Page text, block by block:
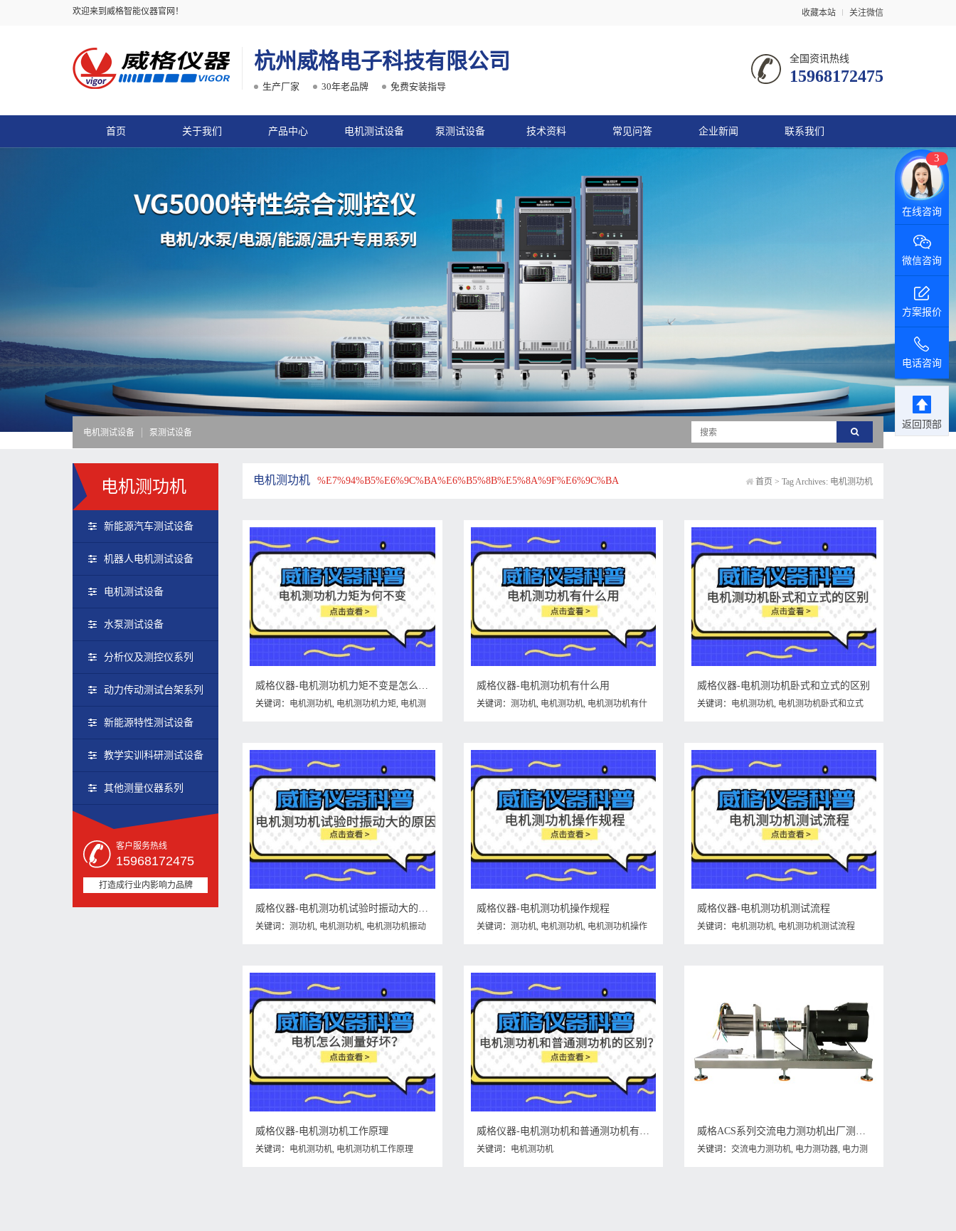
欢迎来到威格智能仪器官网！ 收藏本站 关注微信
杭州威格电子科技有限公司
生产厂家 30年老品牌 免费安装指导
全国资讯热线
15968172475
首页 关于我们 产品中心 电机测试设备 泵测试设备 技术资料 常见问答 企业新闻 联系我们
电机测试设备 泵测试设备
电机测功机
新能源汽车测试设备
机器人电机测试设备
电机测试设备
水泵测试设备
分析仪及测控仪系列
动力传动测试台架系列
新能源特性测试设备
教学实训科研测试设备
其他测量仪器系列
客户服务热线
15968172475
打造成行业内影响力品牌
电机测功机 %E7%94%B5%E6%9C%BA%E6%B5%8B%E5%8A%9F%E6%9C%BA 首页 > Tag Archives: 电机测功机
威格仪器-电机测功机力矩不变是怎么回事
关键词： 电机测功机, 电机测功机力矩, 电机测
威格仪器-电机测功机有什么用
关键词： 测功机, 电机测功机, 电机测功机有什
威格仪器-电机测功机卧式和立式的区别
关键词： 电机测功机, 电机测功机卧式和立式
威格仪器-电机测功机试验时振动大的原因
关键词：测功机, 电机测功机, 电机测功机振动
威格仪器-电机测功机操作规程
关键词： 测功机, 电机测功机, 电机测功机操作
威格仪器-电机测功机测试流程
关键词： 电机测功机, 电机测功机测试流程
威格仪器-电机测功机工作原理
关键词： 电机测功机, 电机测功机工作原理
威格仪器-电机测功机和普通测功机有什么区别？
关键词： 电机测功机
威格ACS系列交流电力测功机出厂测试系统 综合性能对拖台架 型式试验台
关键词： 交流电力测功机, 电力测功器, 电力测
3
微信咨询
方案报价
电话咨询
返回顶部